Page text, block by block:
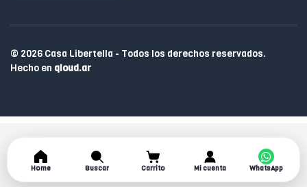
© 2026 Casa Libertella - Todos los derechos reservados.
Hecho en qloud.ar
Home Buscar Carrito Mi cuenta